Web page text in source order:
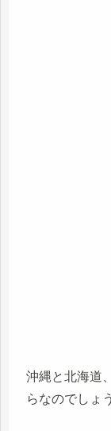
沖縄と北海道
らなのでしょ